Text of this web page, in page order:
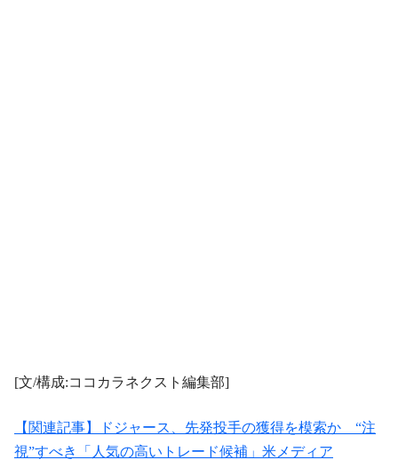
[文/構成:ココカラネクスト編集部]
【関連記事】ドジャース、先発投手の獲得を模索か “注
視”すべき「人気の高いトレード候補」米メディア